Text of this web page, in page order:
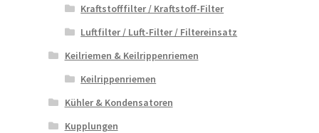
Kraftstofffilter / Kraftstoff-Filter
Luftfilter / Luft-Filter / Filtereinsatz
Keilriemen & Keilrippenriemen
Keilrippenriemen
Kühler & Kondensatoren
Kupplungen